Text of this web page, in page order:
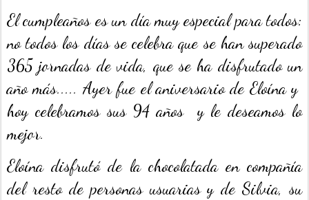
El cumpleaños es un día muy especial para todos:
no todos los días se celebra que se han superado
365 jornadas de vida, que se ha disfrutado un
año más..... Ayer fue el aniversario de Eloína y
hoy celebramos sus 94 años y le deseamos lo
mejor.
Eloína disfrutó de la chocolatada en compañía
del resto de personas usuarias y de Silvia, su